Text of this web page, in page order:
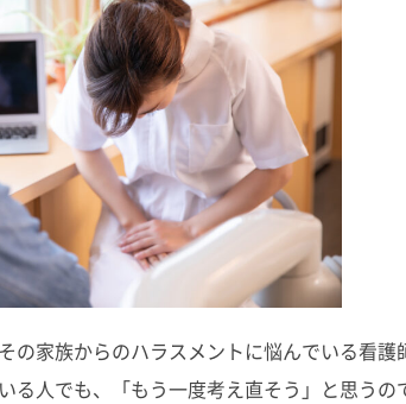
の家族からのハラスメントに悩んでいる看
る人でも、「もう一度考え直そう」と思う